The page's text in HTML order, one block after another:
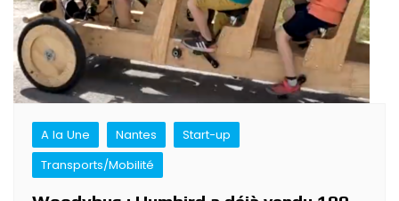
A la Une Nantes
Start-up
Transports/Mobilité